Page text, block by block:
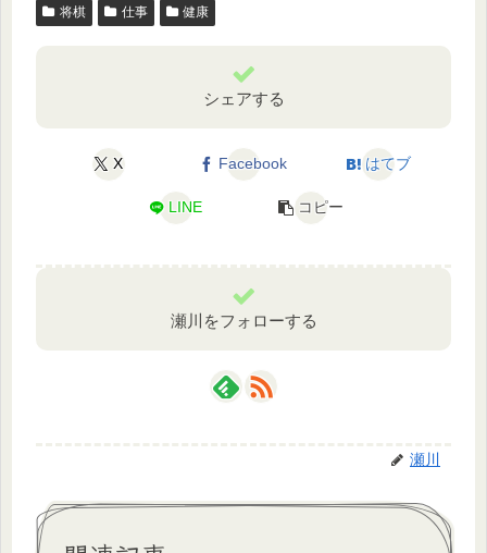
将棋 仕事 健康
シェアする
X Facebook はてブ
LINE コピー
瀬川をフォローする
瀬川